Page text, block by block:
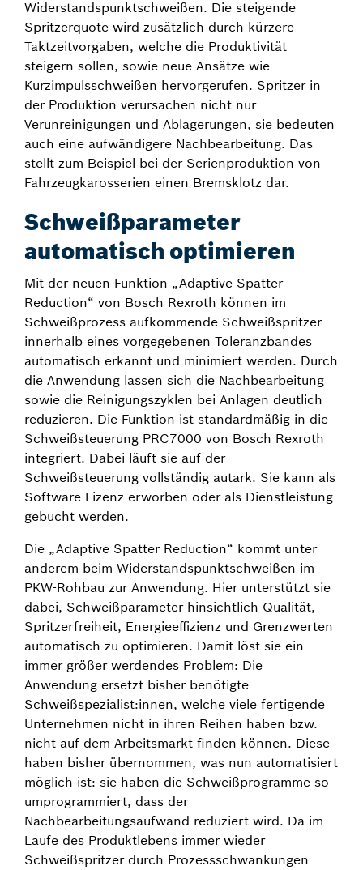
Widerstandspunktschweißen. Die steigende
Spritzerquote wird zusätzlich durch kürzere
Taktzeitvorgaben, welche die Produktivität
steigern sollen, sowie neue Ansätze wie
Kurzimpulsschweißen hervorgerufen. Spritzer in
der Produktion verursachen nicht nur
Verunreinigungen und Ablagerungen, sie bedeuten
auch eine aufwändigere Nachbearbeitung. Das
stellt zum Beispiel bei der Serienproduktion von
Fahrzeugkarosserien einen Bremsklotz dar.
Schweißparameter
automatisch optimieren
Mit der neuen Funktion „Adaptive Spatter
Reduction“ von Bosch Rexroth können im
Schweißprozess aufkommende Schweißspritzer
innerhalb eines vorgegebenen Toleranzbandes
automatisch erkannt und minimiert werden. Durch
die Anwendung lassen sich die Nachbearbeitung
sowie die Reinigungszyklen bei Anlagen deutlich
reduzieren. Die Funktion ist standardmäßig in die
Schweißsteuerung PRC7000 von Bosch Rexroth
integriert. Dabei läuft sie auf der
Schweißsteuerung vollständig autark. Sie kann als
Software-Lizenz erworben oder als Dienstleistung
gebucht werden.
Die „Adaptive Spatter Reduction“ kommt unter
anderem beim Widerstandspunktschweißen im
PKW-Rohbau zur Anwendung. Hier unterstützt sie
dabei, Schweißparameter hinsichtlich Qualität,
Spritzerfreiheit, Energieeffizienz und Grenzwerten
automatisch zu optimieren. Damit löst sie ein
immer größer werdendes Problem: Die
Anwendung ersetzt bisher benötigte
Schweißspezialist:innen, welche viele fertigende
Unternehmen nicht in ihren Reihen haben bzw.
nicht auf dem Arbeitsmarkt finden können. Diese
haben bisher übernommen, was nun automatisiert
möglich ist: sie haben die Schweißprogramme so
umprogrammiert, dass der
Nachbearbeitungsaufwand reduziert wird. Da im
Laufe des Produktlebens immer wieder
Schweißspritzer durch Prozessschwankungen